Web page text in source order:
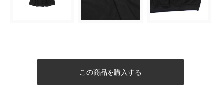
この商品を購入する